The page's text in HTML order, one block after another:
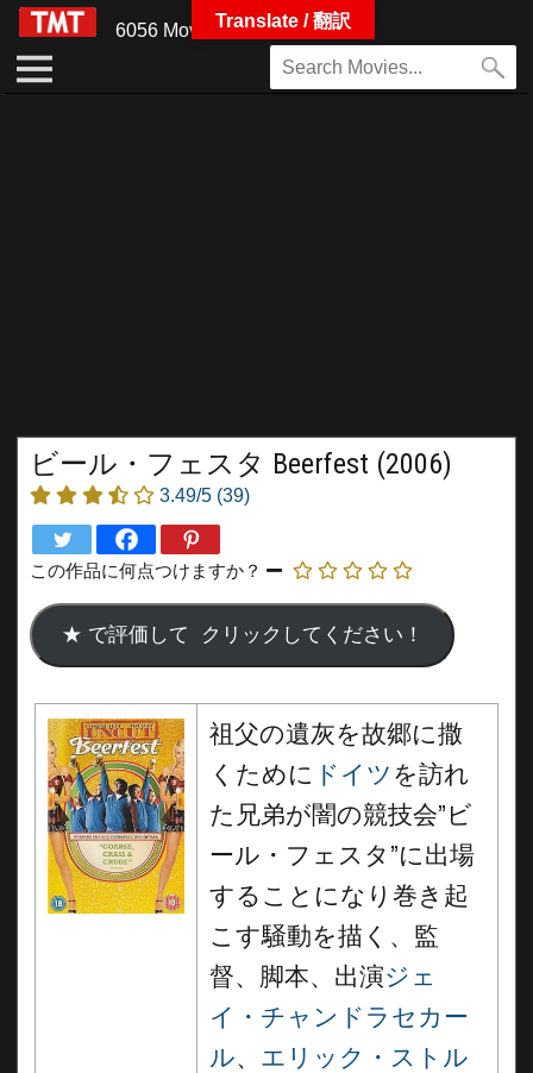
6056 Movies
ビール・フェスタ Beerfest (2006)
3.49/5 (39)
この作品に何点つけますか？
祖父の遺灰を故郷に撒
くために ドイツ を訪れ
た兄弟が闇の競技会”ビ
ール・フェスタ”に出場
することになり巻き起
こす騒動を描く、監
督、脚本、出演ジェ
イ・チャンドラセカー
ル、 エリック・ストル
Translate / 翻訳